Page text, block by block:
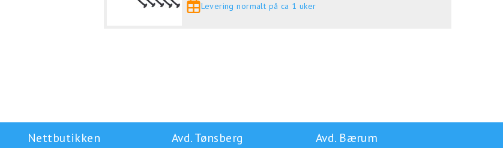
Levering normalt på ca 1 uker
Nettbutikken Avd. Tønsberg Avd. Bærum